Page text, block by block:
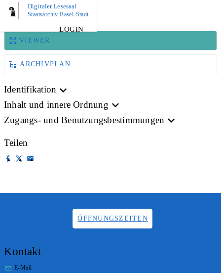
Digitaler Lesesaal
Staatsarchiv Basel-Stadt
LOGIN
DRUCKSACHE
VIEWER
ARCHIVPLAN
Identifikation
Inhalt und innere Ordnung
Zugangs- und Benutzungsbestimmungen
Teilen
ÖFFNUNGSZEITEN
Kontakt
E-Mail